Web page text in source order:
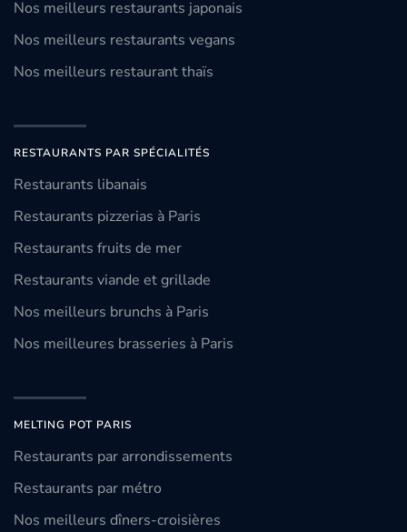
Nos meilleurs restaurants japonais
Nos meilleurs restaurants vegans
Nos meilleurs restaurant thaïs
RESTAURANTS PAR SPÉCIALITÉS
Restaurants libanais
Restaurants pizzerias à Paris
Restaurants fruits de mer
Restaurants viande et grillade
Nos meilleurs brunchs à Paris
Nos meilleures brasseries à Paris
MELTING POT PARIS
Restaurants par arrondissements
Restaurants par métro
Nos meilleurs dîners-croisières